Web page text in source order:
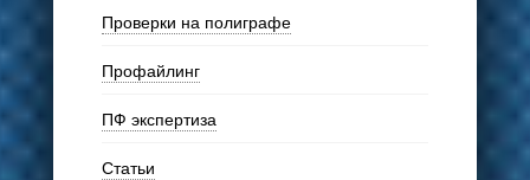
Проверки на полиграфе
Профайлинг
ПФ экспертиза
Статьи